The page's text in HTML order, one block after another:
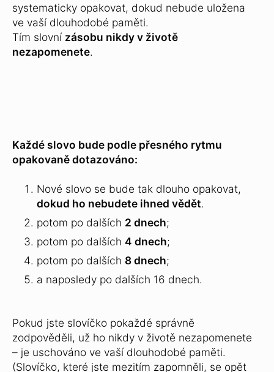
systematicky opakovat, dokud nebude uložena
ve vaší dlouhodobé paměti.
Tím slovní zásobu nikdy v životě
nezapomenete.
Každé slovo bude podle přesného rytmu
opakovaně dotazováno:
Nové slovo se bude tak dlouho opakovat,
dokud ho nebudete ihned vědět.
potom po dalších 2 dnech;
potom po dalších 4 dnech;
potom po dalších 8 dnech;
a naposledy po dalších 16 dnech.
Pokud jste slovíčko pokaždé správně
zodpověděli, už ho nikdy v životě nezapomenete
– je uschováno ve vaší dlouhodobé paměti.
(Slovíčko, které jste mezitím zapomněli, se opět